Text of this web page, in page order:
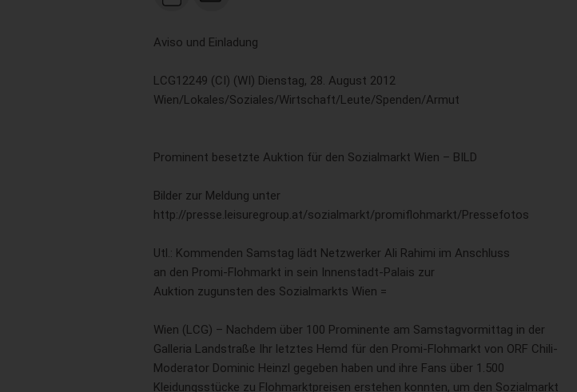
Aviso und Einladung
LCG12249 (CI) (WI) Dienstag, 28. August 2012
Wien/Lokales/Soziales/Wirtschaft/Leute/Spenden/Armut
Prominent besetzte Auktion für den Sozialmarkt Wien – BILD
Bilder zur Meldung unter
http://presse.leisuregroup.at/sozialmarkt/promiflohmarkt/Pressefotos
Utl.: Kommenden Samstag lädt Netzwerker Ali Rahimi im Anschluss
an den Promi-Flohmarkt in sein Innenstadt-Palais zur
Auktion zugunsten des Sozialmarkts Wien =
Wien (LCG) – Nachdem über 100 Prominente am Samstagvormittag in der
Galleria Landstraße Ihr letztes Hemd für den Promi-Flohmarkt von ORF Chili-
Moderator Dominic Heinzl gegeben haben und ihre Fans über 1.500
Kleidungsstücke zu Flohmarktpreisen erstehen konnten, um den Sozialmarkt